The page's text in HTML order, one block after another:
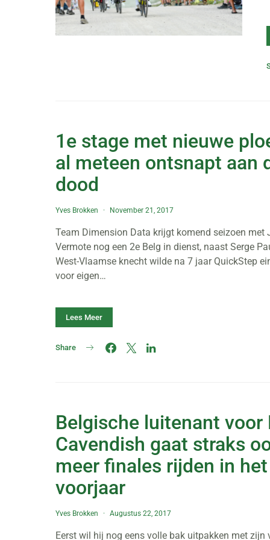
1e stage met nieuwe
al meteen ontsnapt aan
dood
Yves Brokken November 21, 2017
Team Dimension Data krijgt komend seizoen met
Vermote nog een 2e Belg in dienst, naast Serge
West-Vlaamse knecht wilde na 7 jaar QuickStep
voor eigen…
Lees Meer
Share
Belgische luitenant voor
Cavendish gaat straks
meer finales rijden in het
voorjaar
Yves Brokken Augustus 22, 2017
Eerst wil hij nog eens volle bak uitpakken met zijn